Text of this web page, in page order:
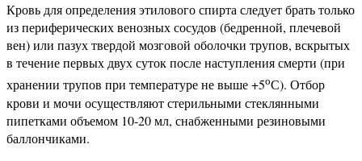
Кровь для определения этилового спирта следует брать только
из периферических венозных сосудов (бедренной, плечевой
вен) или пазух твердой мозговой оболочки трупов, вскрытых
в течение первых двух суток после наступления смерти (при
хранении трупов при температуре не выше +5оС). Отбор
крови и мочи осуществляют стерильными стеклянными
пипетками объемом 10-20 мл, снабженными резиновыми
баллончиками.